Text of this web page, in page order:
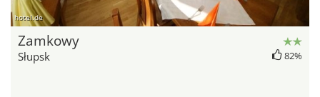
hotel.de
Zamkowy
Słupsk 82%